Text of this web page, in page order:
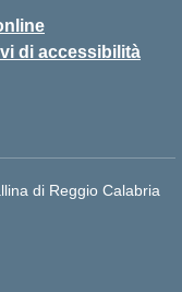
di accessibilità
di Reggio Calabria